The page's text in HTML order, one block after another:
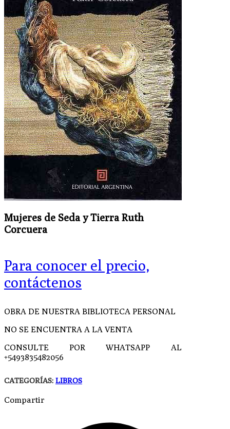
Mujeres de Seda y Tierra Ruth
Corcuera
Para conocer el precio,
contáctenos
OBRA DE NUESTRA BIBLIOTECA PERSONAL
NO SE ENCUENTRA A LA VENTA
CONSULTE POR WHATSAPP AL
+5493835482056
CATEGORÍAS: LIBROS
Compartir